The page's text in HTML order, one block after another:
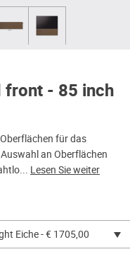
front - 85 inch
für das
an Oberflächen
Lesen Sie weiter
Eiche - € 1705,00